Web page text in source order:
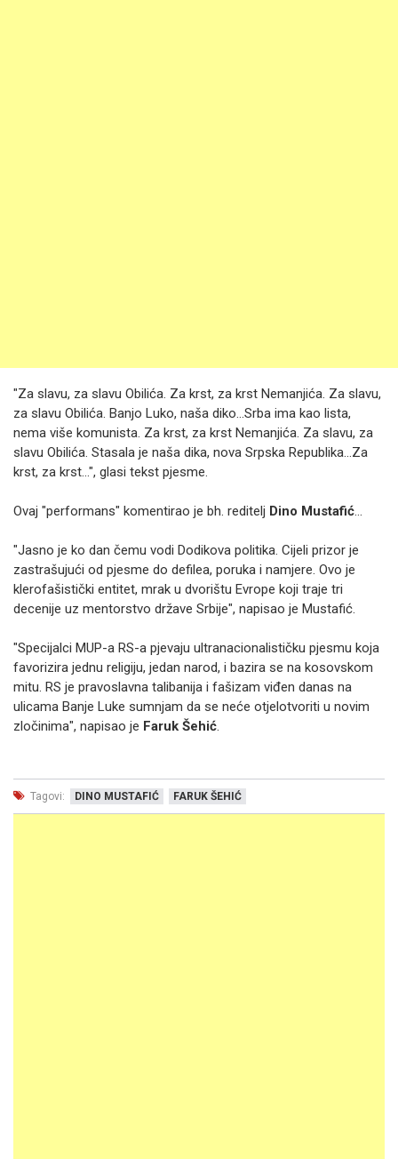
"Za slavu, za slavu Obilića. Za krst, za krst Nemanjića. Za slavu,
za slavu Obilića. Banjo Luko, naša diko...Srba ima kao lista,
nema više komunista. Za krst, za krst Nemanjića. Za slavu, za
slavu Obilića. Stasala je naša dika, nova Srpska Republika...Za
krst, za krst...", glasi tekst pjesme.
Ovaj "performans" komentirao je bh. reditelj Dino Mustafić...
"Jasno je ko dan čemu vodi Dodikova politika. Cijeli prizor je
zastrašujući od pjesme do defilea, poruka i namjere. Ovo je
klerofašistički entitet, mrak u dvorištu Evrope koji traje tri
decenije uz mentorstvo države Srbije", napisao je Mustafić.
"Specijalci MUP-a RS-a pjevaju ultranacionalističku pjesmu koja
favorizira jednu religiju, jedan narod, i bazira se na kosovskom
mitu. RS je pravoslavna talibanija i fašizam viđen danas na
ulicama Banje Luke sumnjam da se neće otjelotvoriti u novim
zločinima", napisao je Faruk Šehić.
Tagovi: DINO MUSTAFIĆ FARUK ŠEHIĆ